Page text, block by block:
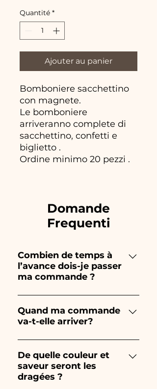
Quantité *
Ajouter au panier
Bomboniere sacchettino
con magnete.
Le bomboniere
arriveranno complete di
sacchettino, confetti e
biglietto .
Ordine minimo 20 pezzi .
Domande
Frequenti
Combien de temps à
l’avance dois-je passer
ma commande ?
Ceramiche Ania crée et peint
entièrement à la main, donc
leur création prend beaucoup
quantité, nous vous
recommandons donc toujours
de passer votre commande 1/2
Quand ma commande
va-t-elle arriver?
La réception de la commande
est garantie 10/15 jours avant
l'événement.
De quelle couleur et
saveur seront les
dragées ?